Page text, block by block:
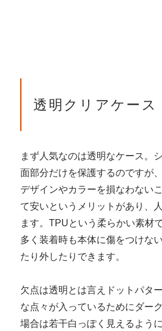
透明クリアケース
まず人気なのは透明なケース。
面部分だけを保護するのですが
デザインやカラーを損なわない
て安いというメリットがあり、
ます。TPUという柔らかい素材
多く装着時も本体に傷をつけな
たり外したりできます。
欠点は透明とは言えドットパタ
な点々が入っているためにダー
場合は若干白っぽく見えるよう